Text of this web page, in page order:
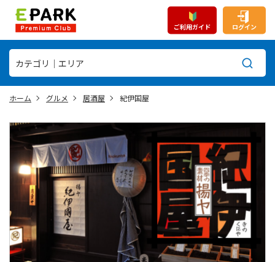
ご利用ガイド ログイン
ホーム グルメ 居酒屋 紀伊国屋